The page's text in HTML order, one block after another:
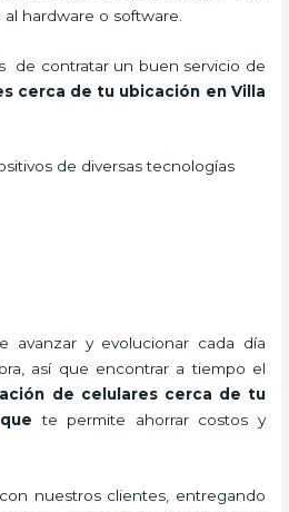
hardware o software.
de contratar un buen servicio de
cerca de tu ubicación en Villa
de diversas tecnologías
avanzar y evolucionar cada día
así que encontrar a tiempo el
de celulares cerca de tu
te permite ahorrar costos y
nuestros clientes, entregando